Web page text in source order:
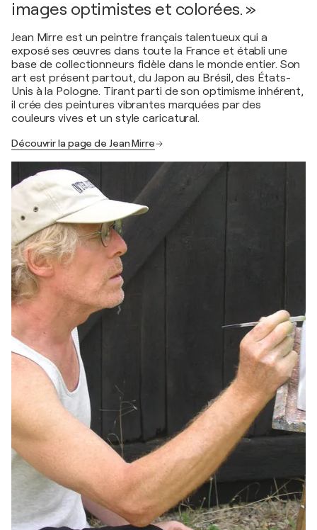
images optimistes et colorées. »
Jean Mirre est un peintre français talentueux qui a
exposé ses œuvres dans toute la France et établi une
base de collectionneurs fidèle dans le monde entier. Son
art est présent partout, du Japon au Brésil, des États-
Unis à la Pologne. Tirant parti de son optimisme inhérent,
il crée des peintures vibrantes marquées par des
couleurs vives et un style caricatural.
Découvrir la page de Jean Mirre